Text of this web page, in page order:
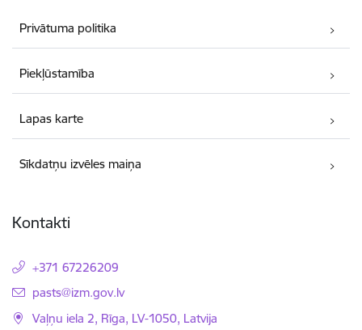
Privātuma politika
Piekļūstamība
Lapas karte
Sīkdatņu izvēles maiņa
Kontakti
+371 67226209
E-pasts:
pasts@izm.gov.lv
Vaļņu iela 2, Rīga, LV-1050, Latvija